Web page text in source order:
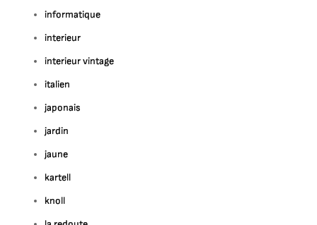
informatique
interieur
interieur vintage
italien
japonais
jardin
jaune
kartell
knoll